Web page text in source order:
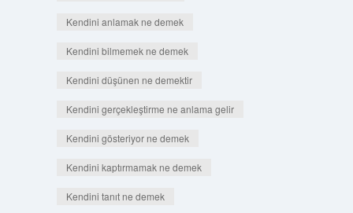
Kendini anlamak ne demek
Kendini bilmemek ne demek
Kendini düşünen ne demektir
Kendini gerçekleştirme ne anlama gelir
Kendini gösteriyor ne demek
Kendini kaptırmamak ne demek
Kendini tanıt ne demek